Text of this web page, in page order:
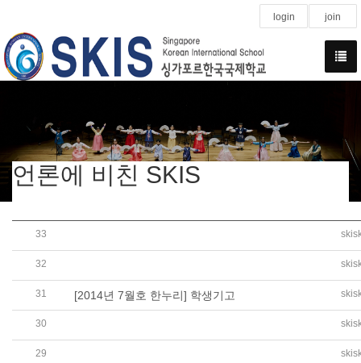
login join
언론에 비친 SKIS
33 [2014년 7월 23일 국민일보] 본교 이부영교사, 독도연수
32 [2014년 7월 31일 교수신문] 싱가포르에서 생각하는 진
31 [2014년 7월호 한누리] 학생기고
30
29 [2014년 여름호 KEDI 발행-교육개발] 라이언 킹 싱가포